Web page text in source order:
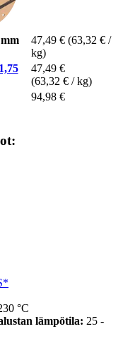
47,49 € (63,32 € /
kg)
47,49 €
(63,32 € / kg)
94,98 €
°C
lämpötila: 25 -